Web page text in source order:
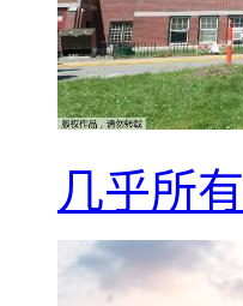
几乎所